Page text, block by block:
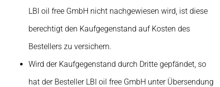
LBI oil free GmbH nicht nachgewiesen wird, ist diese
berechtigt den Kaufgegenstand auf Kosten des
Bestellers zu versichern.
Wird der Kaufgegenstand durch Dritte gepfändet, so
hat der Besteller LBI oil free GmbH unter Übersendung